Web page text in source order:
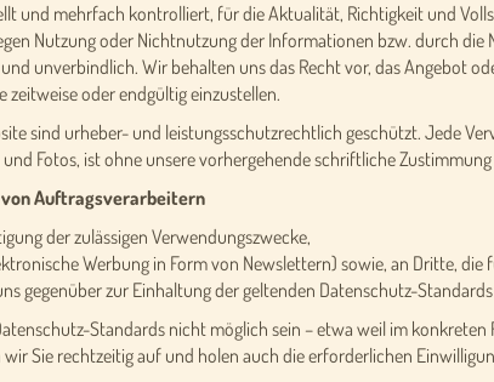
und mehrfach kontrolliert, für die Aktualität, Richtigkeit und
Nutzung oder Nichtnutzung der Informationen bzw. durch
unverbindlich. Wir behalten uns das Recht vor, das Angebot
oder endgültig einzustellen.
sind urheber- und leistungsschutzrechtlich geschützt. Jede
Fotos, ist ohne unsere vorhergehende schriftliche
Auftragsverarbeitern
der zulässigen Verwendungszwecke,
Werbung in Form von Newslettern) sowie, an Dritte,
gegenüber zur Einhaltung der geltenden Datenschutz-
Standards nicht möglich sein – etwa weil im konkreten
Sie rechtzeitig auf und holen auch die erforderlichen